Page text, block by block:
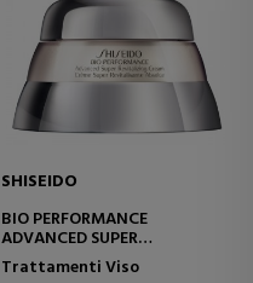
SHISEIDO
BIO PERFORMANCE
ADVANCED SUPER
REVITALIZER CREAM
Trattamenti Viso